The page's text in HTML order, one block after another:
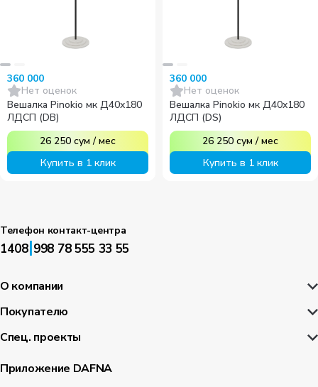
360 000
Нет оценок
Вешалка Pinokio мк Д40x180
ЛДСП (DB)
26 250 сум /мес
Купить в 1 клик
360 000
Нет оценок
Вешалка Pinokio мк Д40x180
ЛДСП (DS)
26 250 сум /мес
Купить в 1 клик
Телефон контакт-центра
1408|998 78 555 33 55
О компании
Покупателю
Спец. проекты
Приложение DAFNA